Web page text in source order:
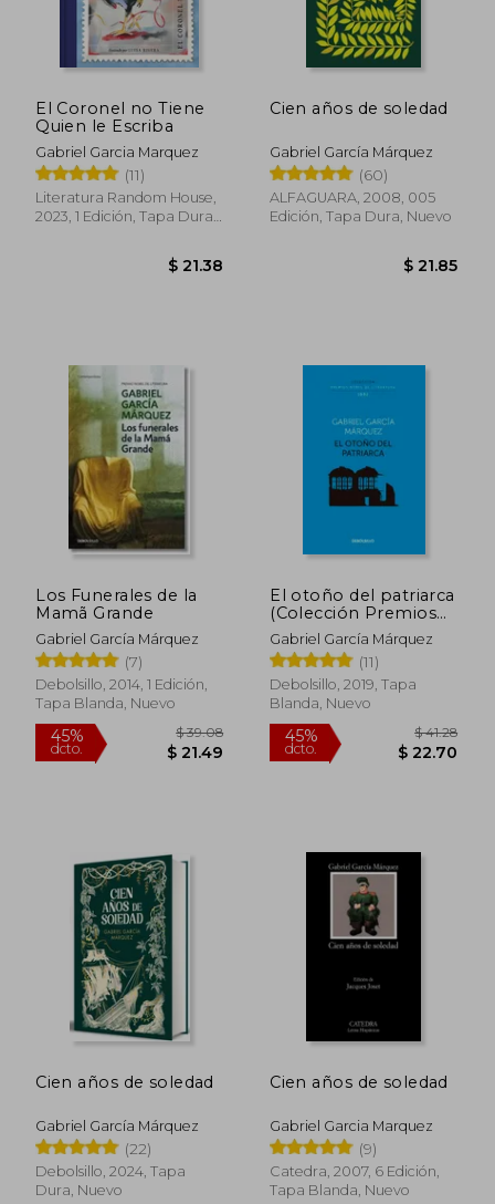
45%
El Coronel no Tiene
Quien le Escriba
Gabriel Garcia Marquez
(11)
Literatura Random House,
2023, 1 Edición, Tapa Dura,
$ 21.38
Cien años de soledad
Gabriel García Márquez
(60)
ALFAGUARA, 2008, 005
Edición, Tapa Dura, Nuevo
Los Funerales de la
Mamã Grande
Gabriel García Márquez
(7)
Debolsillo, 2014, 1 Edición,
Tapa Blanda, Nuevo
El otoño del patriarca
(Colección Premios
Nobel de Literatura)
Gabriel García Márquez
(11)
Debolsillo, 2019, Tapa
Blanda, Nuevo
Cien años de soledad
Gabriel García Márquez
(22)
Debolsillo, 2024, Tapa
Dura, Nuevo
Cien años de soledad
Gabriel Garcia Marquez
(9)
Catedra, 2007, 6 Edición,
Tapa Blanda, Nuevo